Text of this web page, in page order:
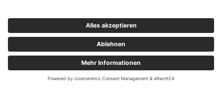
Copyright © 2026 BankingGuide GmbH |Impressum